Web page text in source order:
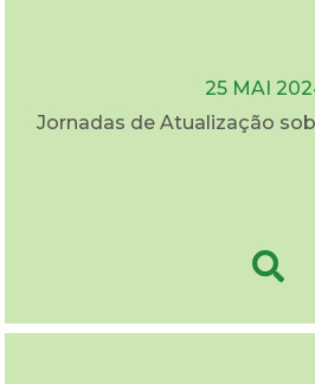
25 MAI
Jornadas de Atualização